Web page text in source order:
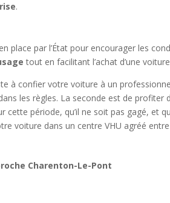
.
place par l’État pour encourager les
tout en facilitant l’achat d’une
à confier votre voiture à un
les règles. La seconde est de profiter
cette période, qu’il ne soit pas gagé,
voiture dans un centre VHU agréé
Charenton-Le-Pont